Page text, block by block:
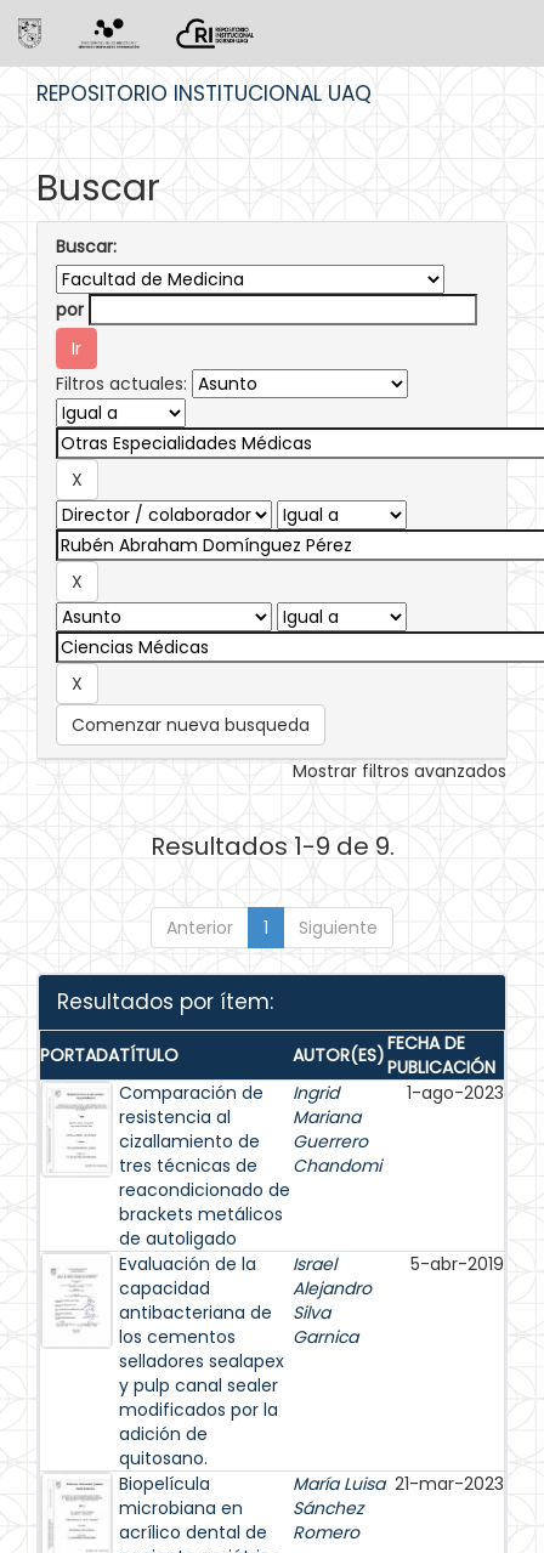
REPOSITORIO INSTITUCIONAL UAQ
Buscar
Buscar:
por
Filtros actuales:
Comenzar nueva busqueda
Mostrar filtros avanzados
Resultados 1-9 de 9.
Anterior 1 Siguiente
Resultados por ítem:
PORTADATÍTULO AUTOR(ES)FECHA DE
PUBLICACIÓN
Comparación de
resistencia al
cizallamiento de
tres técnicas de
reacondicionado de
brackets metálicos
de autoligado
Ingrid
Mariana
Guerrero
Chandomi
1-ago-2023
Evaluación de la
capacidad
antibacteriana de
los cementos
selladores sealapex
y pulp canal sealer
modificados por la
adición de
quitosano.
Israel
Alejandro
Silva
Garnica
5-abr-2019
Biopelícula
microbiana en
acrílico dental de
María Luisa
Sánchez
Romero
21-mar-2023